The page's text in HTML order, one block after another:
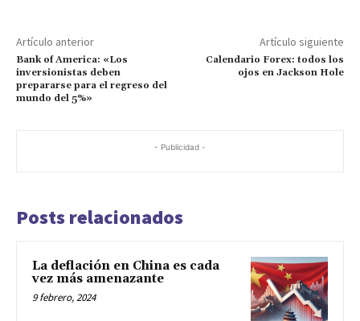
Artículo anterior
Bank of America: «Los
inversionistas deben
prepararse para el regreso del
mundo del 5%»
Artículo siguiente
Calendario Forex: todos los
ojos en Jackson Hole
- Publicidad -
Posts relacionados
La deflación en China es cada
vez más amenazante
9 febrero, 2024